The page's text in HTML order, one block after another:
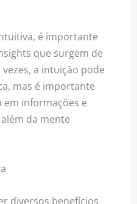
é importante
que surgem de
a intuição pode
mas é importante
em informações e
da mente
diversos benefícios